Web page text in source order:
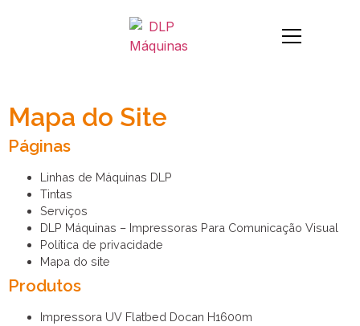
Mapa do Site
Páginas
Linhas de Máquinas DLP
Tintas
Serviços
DLP Máquinas – Impressoras Para Comunicação Visual
Política de privacidade
Mapa do site
Produtos
Impressora UV Flatbed Docan H1600m